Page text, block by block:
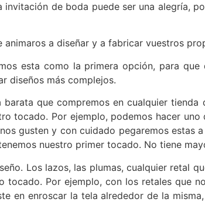
de boda puede ser una alegría,
a diseñar y a fabricar vuestros
esta como la primera opción, para que
diseños más complejos.
que compremos en cualquier tienda
tocado. Por ejemplo, podemos hacer
gusten y con cuidado pegaremos estas
nuestro primer tocado. No tiene
Los lazos, las plumas, cualquier retal
Por ejemplo, con los retales que
en enroscar la tela alrededor de la